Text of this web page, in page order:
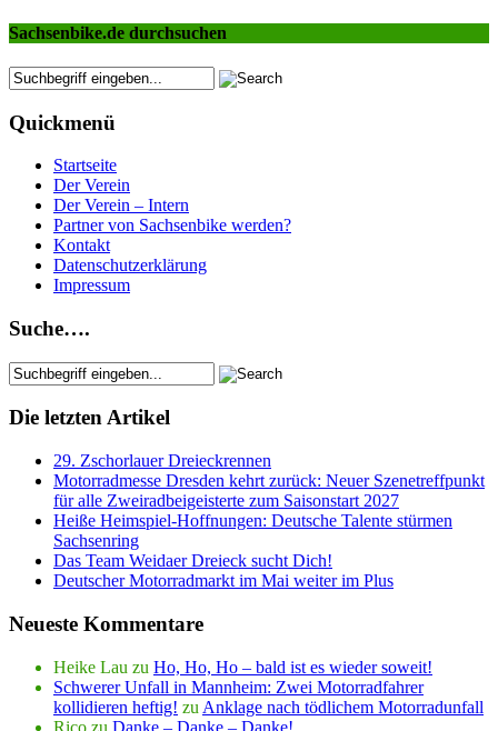
Sachsenbike.de durchsuchen
Quickmenü
Startseite
Der Verein
Der Verein – Intern
Partner von Sachsenbike werden?
Kontakt
Datenschutzerklärung
Impressum
Suche….
Die letzten Artikel
29. Zschorlauer Dreieckrennen
Motorradmesse Dresden kehrt zurück: Neuer Szenetreffpunkt
für alle Zweiradbeigeisterte zum Saisonstart 2027
Heiße Heimspiel-Hoffnungen: Deutsche Talente stürmen
Sachsenring
Das Team Weidaer Dreieck sucht Dich!
Deutscher Motorradmarkt im Mai weiter im Plus
Neueste Kommentare
Heike Lau zu Ho, Ho, Ho – bald ist es wieder soweit!
Schwerer Unfall in Mannheim: Zwei Motorradfahrer
kollidieren heftig! zu Anklage nach tödlichem Motorradunfall
Rico zu Danke – Danke – Danke!